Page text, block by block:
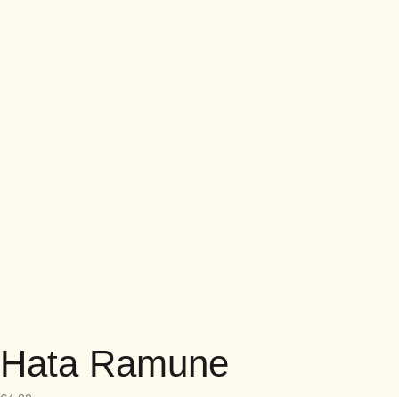
Hata Ramune